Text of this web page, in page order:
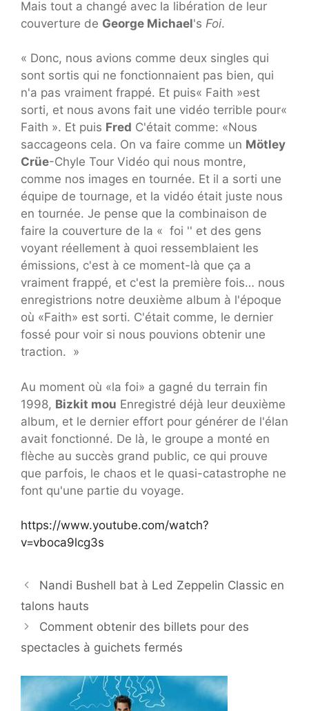
Mais tout a changé avec la libération de leur
couverture de George Michael's Foi.
« Donc, nous avions comme deux singles qui
sont sortis qui ne fonctionnaient pas bien, qui
n'a pas vraiment frappé. Et puis« Faith »est
sorti, et nous avons fait une vidéo terrible pour«
Faith ». Et puis Fred C'était comme: «Nous
saccageons cela. On va faire comme un Mötley
Crüe-Chyle Tour Vidéo qui nous montre,
comme nos images en tournée. Et il a sorti une
équipe de tournage, et la vidéo était juste nous
en tournée. Je pense que la combinaison de
faire la couverture de la « foi '' et des gens
voyant réellement à quoi ressemblaient les
émissions, c'est à ce moment-là que ça a
vraiment frappé, et c'est la première fois… nous
enregistrions notre deuxième album à l'époque
où «Faith» est sorti. C'était comme, le dernier
fossé pour voir si nous pouvions obtenir une
traction. »
Au moment où «la foi» a gagné du terrain fin
1998, Bizkit mou Enregistré déjà leur deuxième
album, et le dernier effort pour générer de l'élan
avait fonctionné. De là, le groupe a monté en
flèche au succès grand public, ce qui prouve
que parfois, le chaos et le quasi-catastrophe ne
font qu'une partie du voyage.
https://www.youtube.com/watch?
v=vboca9lcg3s
Nandi Bushell bat à Led Zeppelin Classic en
talons hauts
Comment obtenir des billets pour des
spectacles à guichets fermés